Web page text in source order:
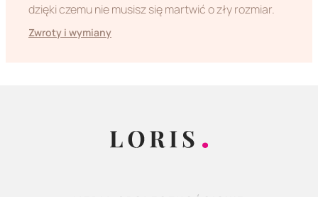
dzięki czemu nie musisz się martwić o zły rozmiar.
Zwroty i wymiany